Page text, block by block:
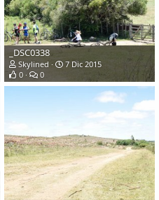
_DSC0338
Skylined
7 Dic 2015
0
0